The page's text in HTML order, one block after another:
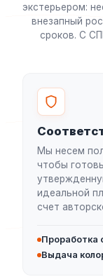
экстерьером:
внезапный
сроков. С
Мы несем
чтобы
идеальной
счет
Проработка
Выдача